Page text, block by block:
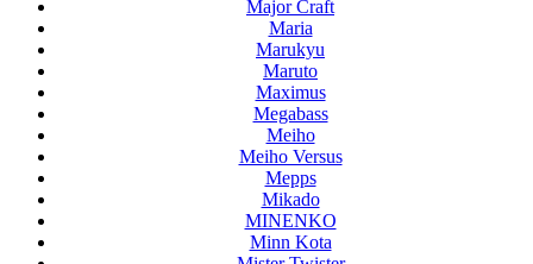
Major Craft
Maria
Marukyu
Maruto
Maximus
Megabass
Meiho
Meiho Versus
Mepps
Mikado
MINENKO
Minn Kota